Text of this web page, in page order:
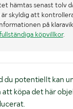
hämtas senast tolv
är skyldig att
på
köpvillkor.
du potentiellt kan
att köpa det här